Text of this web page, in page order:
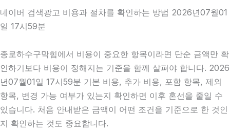
네이버 검색광고 비용과 절차를 확인하는 방법 2026년07월01
일 17시59분
종로하수구막힘에서 비용이 중요한 항목이라면 단순 금액만 확
인하기보다 비용이 정해지는 기준을 함께 살펴야 합니다. 2026
년07월01일 17시59분 기본 비용, 추가 비용, 포함 항목, 제외
항목, 변경 가능 여부가 있는지 확인하면 이후 혼선을 줄일 수
있습니다. 처음 안내받은 금액이 어떤 조건을 기준으로 한 것인
지 확인하는 것도 중요합니다.